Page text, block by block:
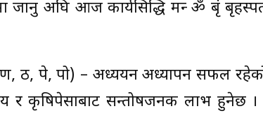
जानु अघि आज कार्यसिद्धि मन्त्र ॐ बृं
ठ, पे, पो) – अध्ययन अध्यापन सफल रहेको
कृषिपेसाबाट सन्तोषजनक लाभ हुनेछ ।